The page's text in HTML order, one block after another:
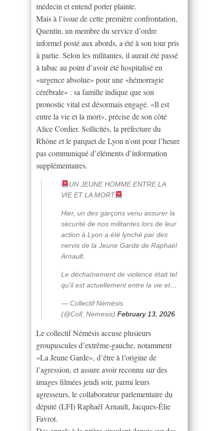
médecin et entend porter plainte.
Mais à l’issue de cette première confrontation,
Quentin, un membre du service d’ordre
informel posté aux abords, a été à son tour pris
à partie. Selon les militantes, il aurait été passé
à tabac au point d’avoir été hospitalisé en
«urgence absolue» pour une «hémorragie
cérébrale» : sa famille indique que son
pronostic vital est désormais engagé. «Il est
entre la vie et la mort», précise de son côté
Alice Cordier. Sollicités, la préfecture du
Rhône et le parquet de Lyon n’ont pour l’heure
pas communiqué d’éléments d’information
supplémentaires.
UN JEUNE HOMME ENTRE LA
VIE ET LA MORT
Hier, un des garçons venu assurer la
sécurité de nos militantes lors de leur
action à Lyon a été lynché par des
nervis de la Jeune Garde de Raphaël
Arnault.
Le déchaînement de violence était tel
qu’il est actuellement entre la vie et…
— Collectif Némésis
(@Coll_Nemesis) February 13, 2026
Le collectif Némésis accuse plusieurs
groupuscules d’extrême-gauche, notamment
«La Jeune Garde», d’être à l’origine de
l’agression, et assure avoir reconnu sur des
images filmées jeudi soir, parmi leurs
agresseurs, le collaborateur parlementaire du
député (LFI) Raphaël Arnault, Jacques-Élie
Favrot.